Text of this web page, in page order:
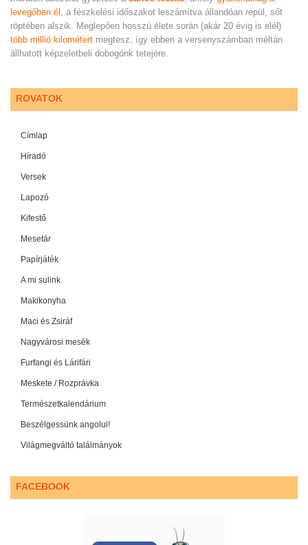
levegőben él , a fészkelési időszakot leszámítva állandóan repül, sőt
röptében alszik. Meglepően hosszú élete során (akár 20 évig is elél)
több millió kilométert megtesz, így ebben a versenyszámban méltán
állhatott képzeletbeli dobogónk tetejére.
ROVATOK
Címlap
Híradó
Versek
Lapozó
Kifestő
Mesetár
Papírjáték
A mi sulink
Makikonyha
Maci és Zsiráf
Nagyvárosi mesék
Furfangi és Lárifári
Meskete / Rozprávka
Természetkalendárium
Beszélgessünk angolul!
Világmegváltó találmányok
FACEBOOK